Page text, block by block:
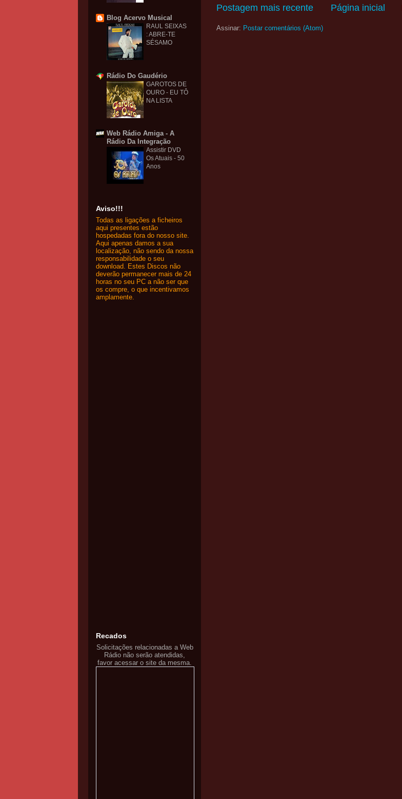
Postagem mais recente Página inicial
Assinar: Postar comentários (Atom)
Blog Acervo Musical
RAUL SEIXAS
: ABRE-TE
SÉSAMO
Rádio Do Gaudério
GAROTOS DE
OURO - EU TÔ
NA LISTA
Web Rádio Amiga - A
Rádio Da Integração
Assistir DVD
Os Atuais - 50
Anos
Aviso!!!
Todas as ligações a ficheiros
aqui presentes estão
hospedadas fora do nosso site.
Aqui apenas damos a sua
localização, não sendo da nossa
responsabilidade o seu
download. Estes Discos não
deverão permanecer mais de 24
horas no seu PC a não ser que
os compre, o que incentivamos
amplamente.
Recados
Solicitações relacionadas a Web
Rádio não serão atendidas,
favor acessar o site da mesma.